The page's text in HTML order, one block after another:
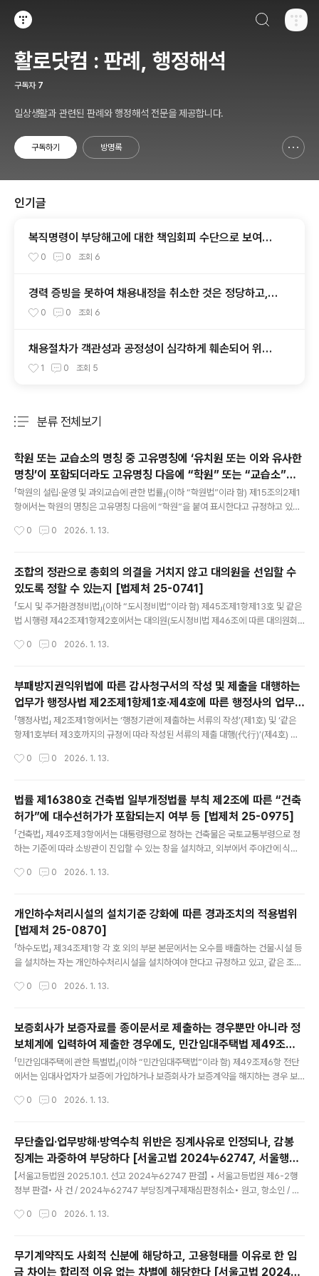
활로닷컴 : 판례, 행정해석
구독자 7
일상생활과 관련된 판례와 행정해석 전문을 제공합니다.
구독하기 방명록
인기글
복직명령이 부당해고에 대한 책임회피 수단으로 보여져
진정성을 인정할 수 없다 [중앙2015부해1239]
0 0 조회 6
경력 증빙을 못하여 채용내정을 취소한 것은 정당하고,
시용기간을 부여하지 않았더라도 채용내정 취소조치는
0 0 조회 6
채용절차가 객관성과 공정성이 심각하게 훼손되어 위법
하고, 채용절차에 관여한 면접위원 등의 사용자로서 정신
1 0 조회 5
분류 전체보기
학원 또는 교습소의 명칭 중 고유명칭에 ‘유치원 또는 이와 유사한
명칭’이 포함되더라도 고유명칭 다음에 “학원” 또는 “교습소”를
붙여 표시하면 해당 명칭을 학원 또는 교습소의 명칭으로 사용할
수 있는지 [법제처 25-0831]
「학원의 설립·운영 및 과외교습에 관한 법률」(이하 “학원법”이라 함) 제15조의2제1
항에서는 학원의 명칭은 고유명칭 다음에 “학원”을 붙여 표시한다고 규정하고 있고,
표시한다고 규정하고 있는 한편, 「유아교육법」 제28조의2에서는 같은 법에 따른 유
가. 학원(학원법 제2조제1호에 따른 학원을 말하며, 이하 같음.)의 명칭 중 고유명칭
에 ‘유치원 또는 이와 유사한 명칭’이 포함되더라도 고유명칭 다음에 “학원”을 붙여
표시하면 해당 명칭을 학원의 명칭으로 사용할 수 있는지?(질의 가·나 모두 해당 시
설의 명칭이 「유아교육법」에 따른 유치원으로 잘못..
0 0 2026. 1. 13.
조합의 정관으로 총회의 의결을 거치지 않고 대의원을 선임할 수
있도록 정할 수 있는지 [법제처 25-0741]
「도시 및 주거환경정비법」(이하 “도시정비법”이라 함) 제45조제1항제13호 및 같은
법 시행령 제42조제1항제2호에서는 대의원(도시정비법 제46조에 따른 대의원회
4조에 따른 총회를 말하며, 이하 같음.)의 의결을 거쳐야 한다고 규정하고 있는 한편,
임에 관하여는 정관으로 정하는 바에 따른다고 규정하고 있는바,조합(도시정비법 제
35조에 따른 조합을 말하며, 이하 같음.)의 정관으로 총회의 의결을 거치지 않고 대
의원을 선임할 수 있도록 정할 수 있는지?(도시정비법 시행령 제43조제6호 단서에
따라 임기 중 궐위된 자를 보궐선임할 때 대의원회..
0 0 2026. 1. 13.
부패방지권익위법에 따른 감사청구서의 작성 및 제출을 대행하는
업무가 행정사법 제2조제1항제1호·제4호에 따른 행정사의 업무에
해당하는지 여부 [법제처 25-1033]
「행정사법」 제2조제1항에서는 ‘행정기관에 제출하는 서류의 작성’(제1호) 및 ‘같은
항제1호부터 제3호까지의 규정에 따라 작성된 서류의 제출 대행(代行)’(제4호) 업
말하며, 이하 같음)의 업무로 규정하는 한편, 「부패방지 및 국민권익위원회의 설치와
이상의 국민은 공공기관의 사무처리가 법령위반 또는 부패행위로 인하여 공익을 현
저히 해하는 경우 감사원에 감사를 청구할 수 있다고 규정하고 있고, 같은 법 시행령
제86조에서는 같은 법 제72조에 따라 감사를 청구하려는 자는 청구인의 성명·전화
번호·생년월일·주소 및 직업을 기재하고 서명 또는 ..
0 0 2026. 1. 13.
법률 제16380호 건축법 일부개정법률 부칙 제2조에 따른 “건축
허가”에 대수선허가가 포함되는지 여부 등 [법제처 25-0975]
「건축법」 제49조제3항에서는 대통령령으로 정하는 건축물은 국토교통부령으로 정
하는 기준에 따라 소방관이 진입할 수 있는 창을 설치하고, 외부에서 주야간에 식별
(2019년 4월 23일 법률 제16380호로 일부개정된 「건축법」을 말하며, 이하 같음)
가를 신청하거나 건축신고를 하는 경우부터 적용한다고 규정하고 있는바,구 건축법
부칙 제2조에 따른 건축허가 및 건축신고에는 대수선허가(「건축법」 제11조제1항에
따라 대수선하려는 자가 받아야 하는 허가를 말하며, 이하 같음) 및 대수선신고(「건축
법」 제14조제1항에 따라 대수선하려는 자가 하여야 하..
0 0 2026. 1. 13.
개인하수처리시설의 설치기준 강화에 따른 경과조치의 적용범위
[법제처 25-0870]
「하수도법」 제34조제1항 각 호 외의 부분 본문에서는 오수를 배출하는 건물·시설 등
을 설치하는 자는 개인하수처리시설을 설치하여야 한다고 규정하고 있고, 같은 조제
하게 설치하여야 한다고 규정하고 있으며, 같은 법 시행령 별표 1의6에서는 개인하
25호로 일부개정된 「하수도법 시행령」(이하 “개정 하수도법 시행령”이라 함)에서는
별표 1의6에 제7호의2 및 제7호의3을 신설하면서, 같은 영 부칙 제1조 단서에서는
별표 1의6 제7호의2 및 제7호의3의 개정규정은 2025년 12월 11일부터 시행한다
고 규정하고 있고, 같은 부칙 제3조에서 같은 영 시행 ..
0 0 2026. 1. 13.
보증회사가 보증자료를 종이문서로 제출하는 경우뿐만 아니라 정
보체계에 입력하여 제출한 경우에도, 민간임대주택법 제49조제6
항 전단에 따라 보증자료를 제출한 것으로 볼 수 있는지 여부 [법
제처 25-0800]
「민간임대주택에 관한 특별법」(이하 “민간임대주택법”이라 함) 제49조제6항 전단
에서는 임대사업자가 보증에 가입하거나 보증회사가 보증계약을 해지하는 경우 보
지 관련 자료(이하 “보증자료”라 함)를 제출하여야 한다고 규정하고 있고, 같은 법 제
고 관련 통계의 정확성을 제고하며 부동산 정책 등에 활용하기 위하여 임대주택정보
체계(이하 “정보체계”라 함)를 구축·운영할 수 있다고 규정하고 있는바,보증회사가
보증자료를 종이문서로 제출하는 경우뿐만 아니라 정보체계에 입력하여 제출한 경
우에도, 민간임대주택법 제49조제6항 전단에 따라 시장등에게 보증자료를 제출..
0 0 2026. 1. 13.
무단출입·업무방해·방역수칙 위반은 징계사유로 인정되나, 감봉
징계는 과중하여 부당하다 [서울고법 2024누62747, 서울행법
2022구합4967]
【서울고등법원 2025.10.1. 선고 2024누62747 판결】 • 서울고등법원 제6-2행
정부 판결• 사 건 / 2024누62747 부당징계구제재심판정취소• 원고, 항소인 / A
제1심판결 / 서울행정법원 2024.9.5. 선고 2022구합4967 판결• 변론종결 / 20
위원회가 2022.11.9. 원고와 피고보조참가인(이하 ‘참가인’이라고 한다)들 사이의
0 0 2026. 1. 13.
무기계약직도 사회적 신분에 해당하고, 고용형태를 이유로 한 임
금 차이는 합리적 이유 없는 차별에 해당한다 [서울고법 2024나